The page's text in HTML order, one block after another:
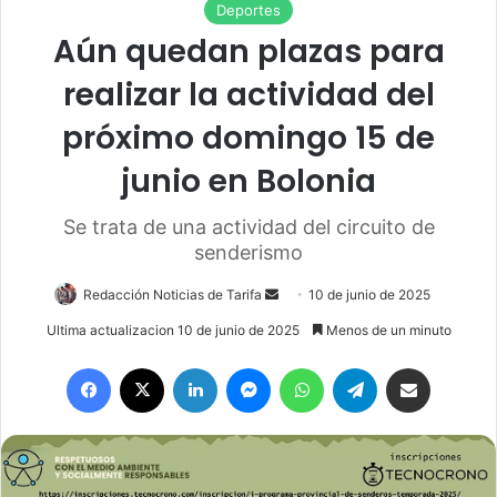
Deportes
Aún quedan plazas para
realizar la actividad del
próximo domingo 15 de
junio en Bolonia
Se trata de una actividad del circuito de
senderismo
Redacción Noticias de Tarifa
S
e
d
a
10 de junio de 2025
Ultima actualizacion 10 de junio de 2025 Menos de un minuto